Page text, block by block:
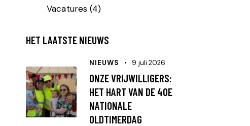
Vacatures (4)
HET LAATSTE NIEUWS
NIEUWS 9 juli 2026
ONZE VRIJWILLIGERS:
HET HART VAN DE 40E
NATIONALE
OLDTIMERDAG